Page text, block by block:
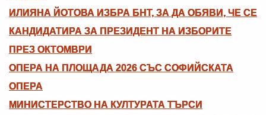
ИЛИЯНА ЙОТОВА ИЗБРА БНТ, ЗА ДА ОБЯВИ, ЧЕ СЕ
КАНДИДАТИРА ЗА ПРЕЗИДЕНТ НА ИЗБОРИТЕ
ПРЕЗ ОКТОМВРИ
ОПЕРА НА ПЛОЩАДА 2026 СЪС СОФИЙСКАТА
ОПЕРА
МИНИСТЕРСТВО НА КУЛТУРАТА ТЪРСИ